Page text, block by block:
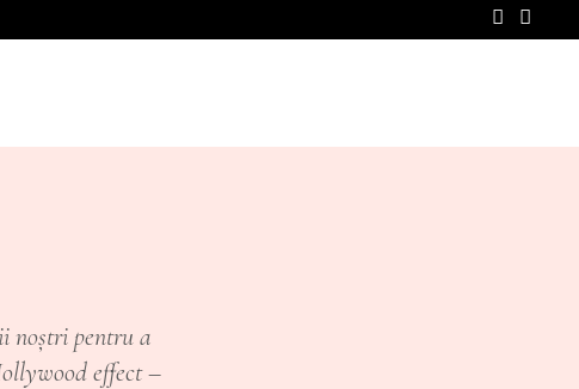
noștri pentru a
effect –